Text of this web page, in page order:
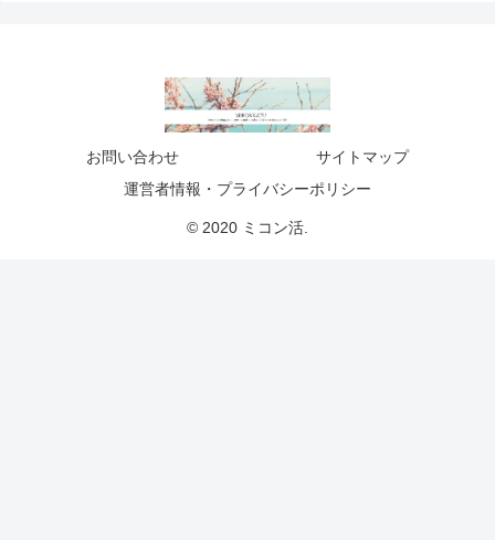
お問い合わせ
サイトマップ
運営者情報・プライバシーポリシー
© 2020 ミコン活.